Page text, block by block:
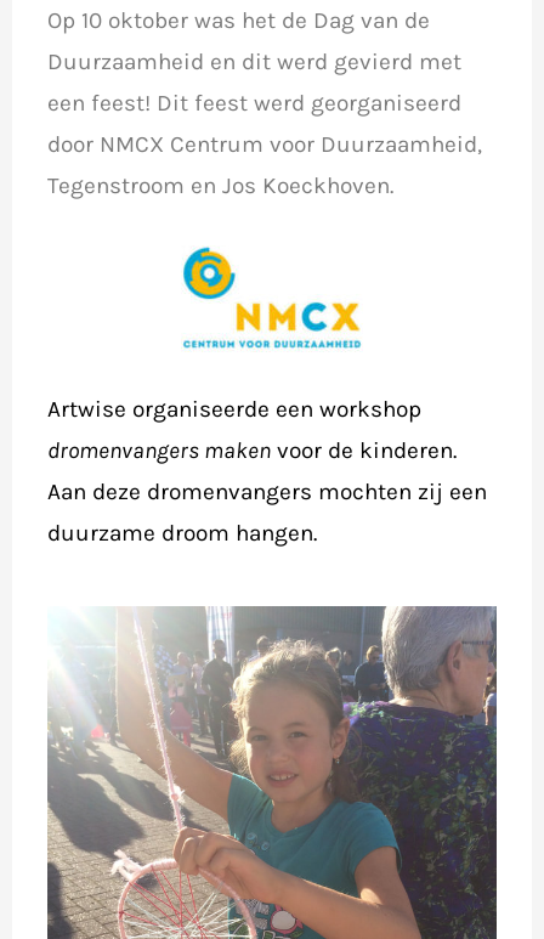
Op 10 oktober was het de Dag van de
Duurzaamheid en dit werd gevierd met
een feest! Dit feest werd georganiseerd
door NMCX Centrum voor Duurzaamheid,
Tegenstroom en Jos Koeckhoven.
Artwise organiseerde een workshop
dromenvangers maken voor de kinderen.
Aan deze dromenvangers mochten zij een
duurzame droom hangen.